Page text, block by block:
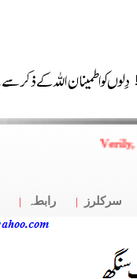
Verily,
سرکلرز رابطہ